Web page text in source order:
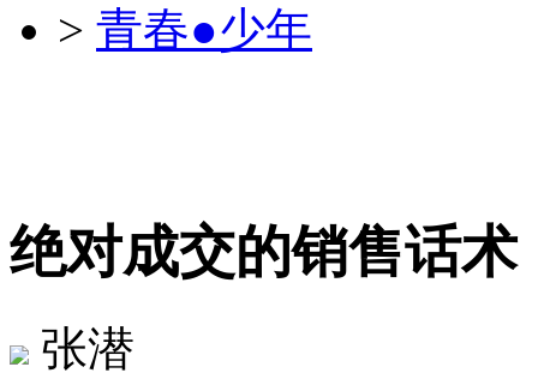
> 青春●少年
绝对成交的销售话
张潜